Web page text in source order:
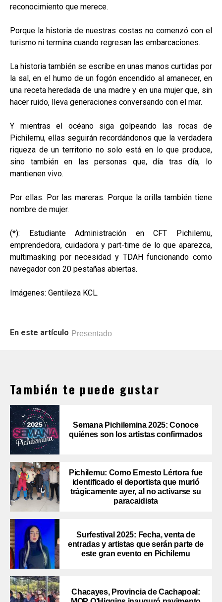
reconocimiento que merece.
Porque la historia de nuestras costas no comenzó con el
turismo ni termina cuando regresan las embarcaciones.
La historia también se escribe en unas manos curtidas por
la sal, en el humo de un fogón encendido al amanecer, en
una receta heredada de una madre y en una mujer que, sin
hacer ruido, lleva generaciones conversando con el mar.
Y mientras el océano siga golpeando las rocas de
Pichilemu, ellas seguirán recordándonos que la verdadera
riqueza de un territorio no solo está en lo que produce,
sino también en las personas que, día tras día, lo
mantienen vivo.
Por ellas. Por las mareras. Porque la orilla también tiene
nombre de mujer.
(*): Estudiante Administración en CFT Pichilemu,
emprendedora, cuidadora y part-time de lo que aparezca,
multimasking por necesidad y TDAH funcionando como
navegador con 20 pestañas abiertas.
Imágenes: Gentileza KCL.
En este artículo Presentado
También te puede gustar
Semana Pichilemina 2025: Conoce
quiénes son los artistas confirmados
Pichilemu: Como Ernesto Lértora fue
identificado el deportista que murió
trágicamente ayer, al no activarse su
paracaidista
Surfestival 2025: Fecha, venta de
entradas y artistas que serán parte de
este gran evento en Pichilemu
Chacayes, Provincia de Cachapoal: